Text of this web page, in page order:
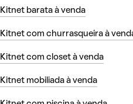
Kitnet barata à venda
Kitnet com churrasqueira à
Kitnet com closet à venda
Kitnet mobiliada à venda